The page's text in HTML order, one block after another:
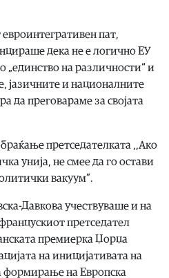
пат,
дека не е логично ЕУ
„единство на различности“ и
јазичните и националните
да преговараме за својата
претседателката ,,Ако
унија, не смее да го остави
вакуум”.
Давкова учествуваше и на
претседател
премиерка Џорџа
на иницијативата на
формирање на Европска